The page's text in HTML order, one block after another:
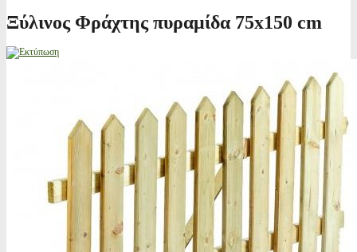
Ξύλινος Φράχτης πυραμίδα 75x150 cm